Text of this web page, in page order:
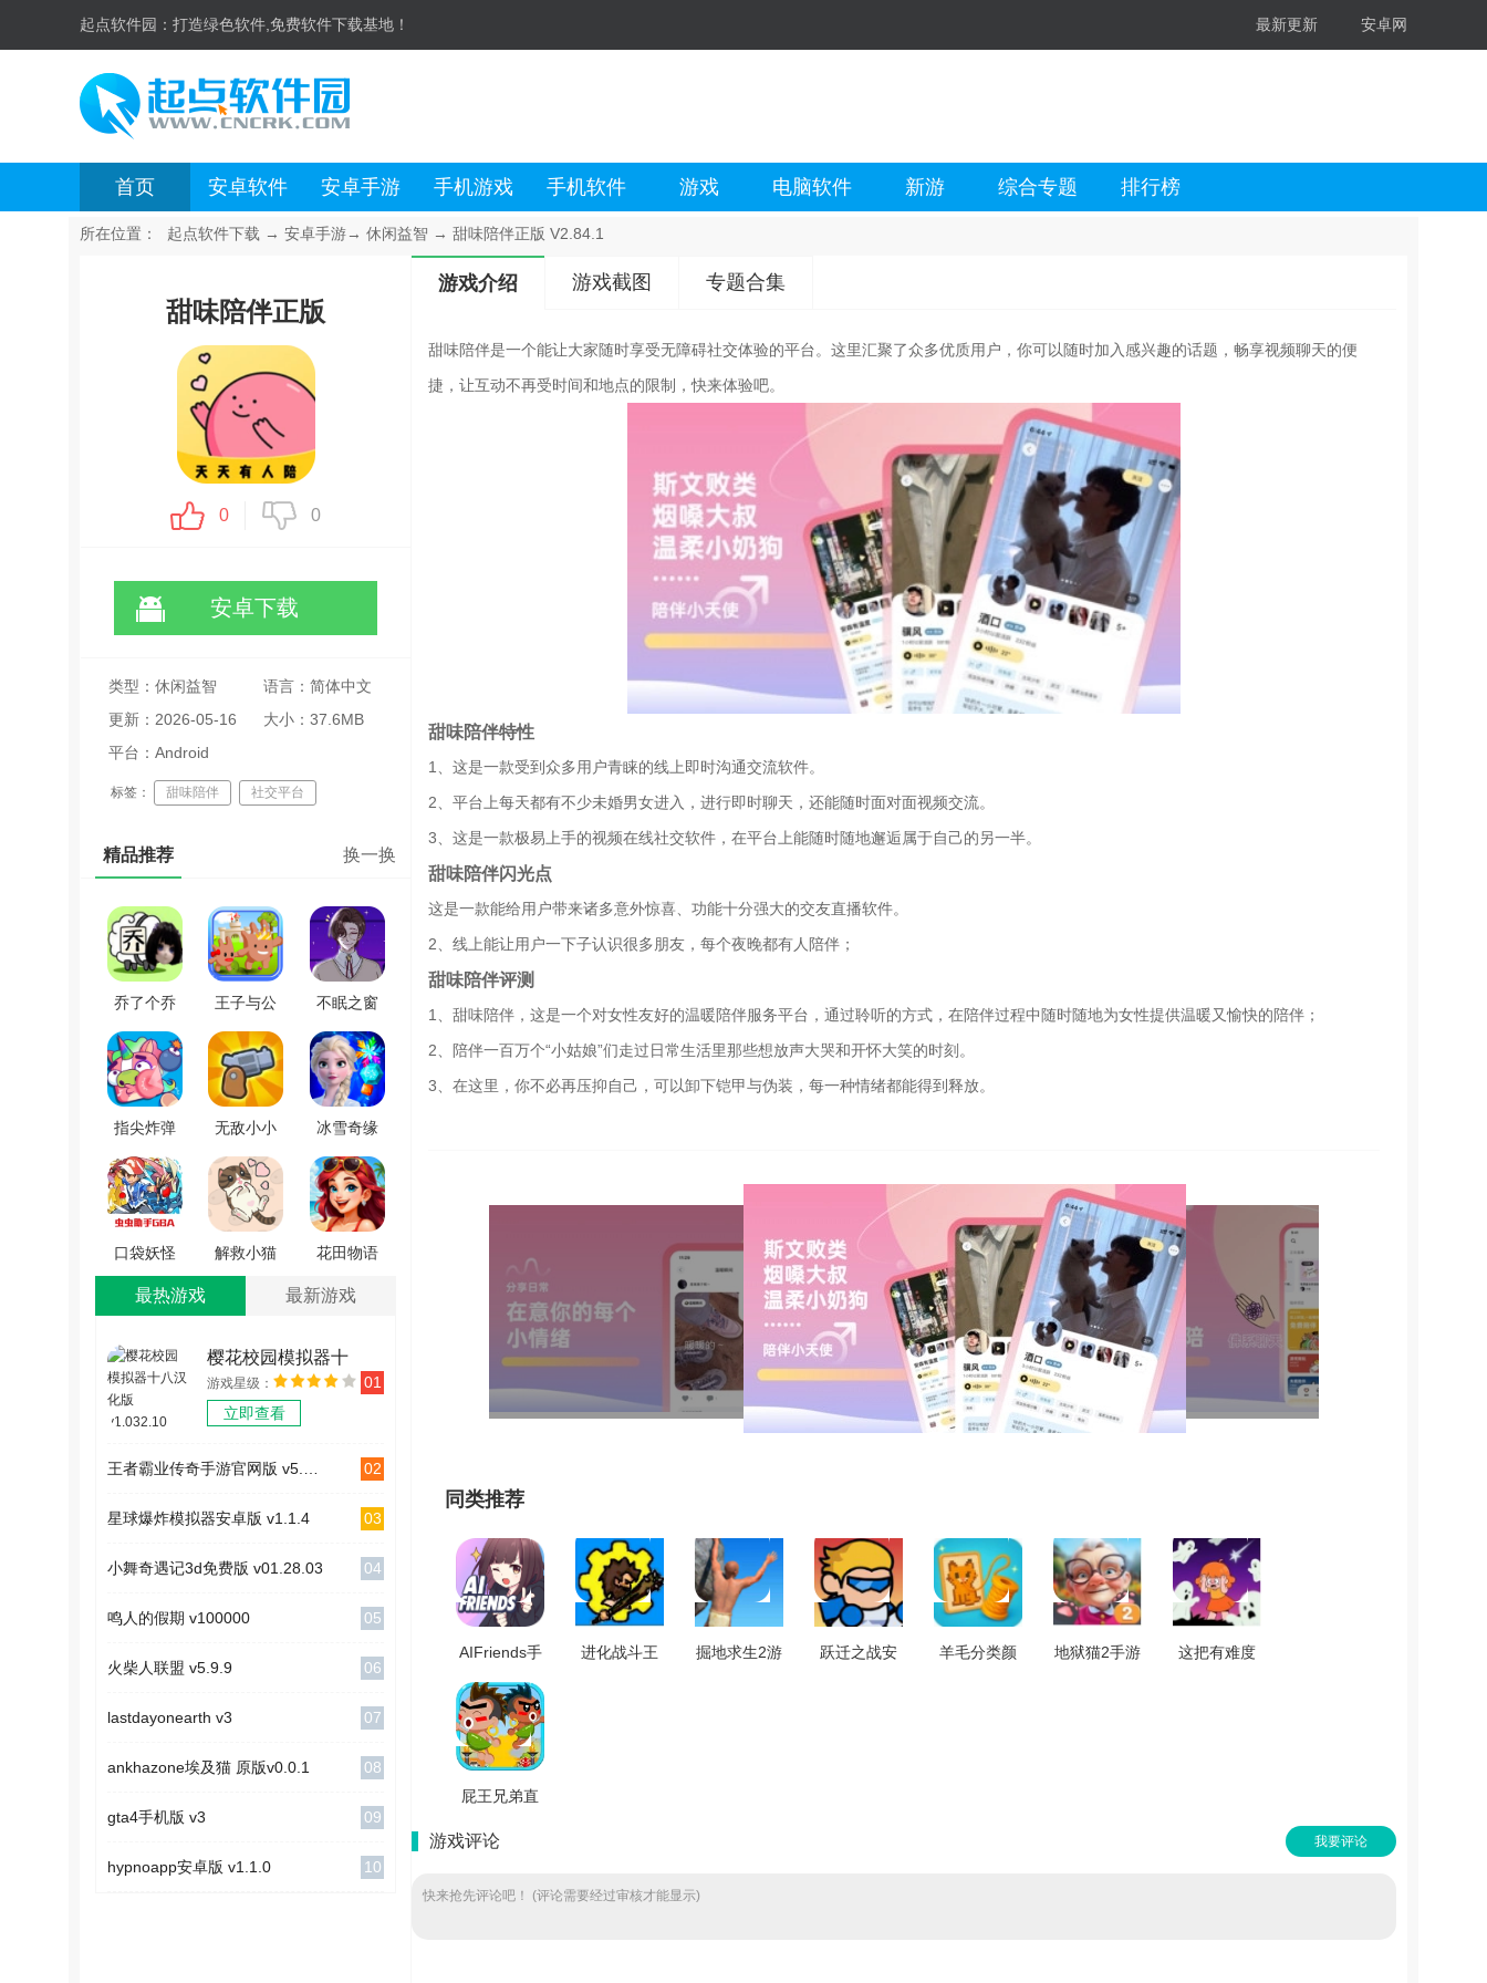
起点软件园： 打造绿色软件,免费软件下载基地！ 最新更新 安卓网
首页 安卓软件 安卓手游 手机游戏 手机软件 游戏 电脑软件 新游 综合专题 排行榜
所在位置： 起点软件下载 → 安卓手游→ 休闲益智 → 甜味陪伴正版 V2.84.1
甜味陪伴正版
0 0
安卓下载
类型：休闲益智
语言：简体中文
更新：2026-05-16
11:46:10
大小：37.6MB
平台：Android
标签： 甜味陪伴 社交平台
精品推荐 换一换
乔了个乔
最新版
v1.0
王子与公
主私奔手
机版
V1.0.0
不眠之窗
游戏最新
版 v1.5
指尖炸弹
免费版
v1.3
无敌小小
队手游版
v1.0.0
冰雪奇缘
大冒险官
方版
v3.1.0
口袋妖怪
究极绿宝
石小智萌
正版
V2021.08.24.17
解救小猫
直装游戏
花田物语
最热游戏 最新游戏
樱花校园模拟器十
八汉化版 v1.032.10
游戏星级：
立即查看
01
02
星球爆炸模拟器安卓版 v1.1.4 03
小舞奇遇记3d免费版 v01.28.03 04
鸣人的假期 v100000 05
火柴人联盟 v5.9.9 06
lastdayonearth v3 07
ankhazone埃及猫 原版v0.0.1 08
gta4手机版 v3 09
hypnoapp安卓版 v1.1.0 10
游戏介绍 游戏截图 专题合集
甜味陪伴是一个能让大家随时享受无障碍社交体验的平台。这里汇聚了众多优质用户，你可以随时加入感兴趣的话题，畅享视频聊天的便
捷，让互动不再受时间和地点的限制，快来体验吧。
甜味陪伴特性
1、这是一款受到众多用户青睐的线上即时沟通交流软件。
2、平台上每天都有不少未婚男女进入，进行即时聊天，还能随时面对面视频交流。
3、这是一款极易上手的视频在线社交软件，在平台上能随时随地邂逅属于自己的另一半。
甜味陪伴闪光点
这是一款能给用户带来诸多意外惊喜、功能十分强大的交友直播软件。
2、线上能让用户一下子认识很多朋友，每个夜晚都有人陪伴；
甜味陪伴评测
1、甜味陪伴，这是一个对女性友好的温暖陪伴服务平台，通过聆听的方式，在陪伴过程中随时随地为女性提供温暖又愉快的陪伴；
2、陪伴一百万个“小姑娘”们走过日常生活里那些想放声大哭和开怀大笑的时刻。
3、在这里，你不必再压抑自己，可以卸下铠甲与伪装，每一种情绪都能得到释放。
同类推荐
AIFriends手
机正版
v0.6.2
进化战斗王
掘地求生2游
跃迁之战安
羊毛分类颜
地狱猫2手游
这把有难度
屁王兄弟直
V1.1.0
游戏评论 我要评论
快来抢先评论吧！ (评论需要经过审核才能显示)